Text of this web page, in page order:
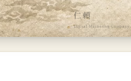
仁頼
Digital Marketing Company